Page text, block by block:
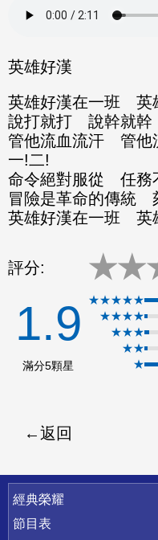
Fac
eBo
ok
Line
英雄好漢
英雄好漢在一班 英
說打就打 說幹就幹
管他流血流汗 管他
一!二!
命令絕對服從 任務
冒險是革命的傳統
英雄好漢在一班 英
評分: ★★
1.9
滿分5顆星
★★★★★
★★★★
★★★
★★
★
返回
快速連結
經典榮耀
節目表